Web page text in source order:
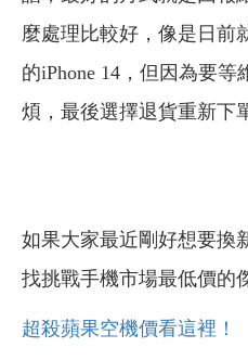
麼處理比較好，像是日前
的iPhone 14，但因為要
煩，最後選擇退貨重新下
如果大家最近剛好想要換
找挑戰手機市場最低價的
超殺蘋果空機價看這裡！